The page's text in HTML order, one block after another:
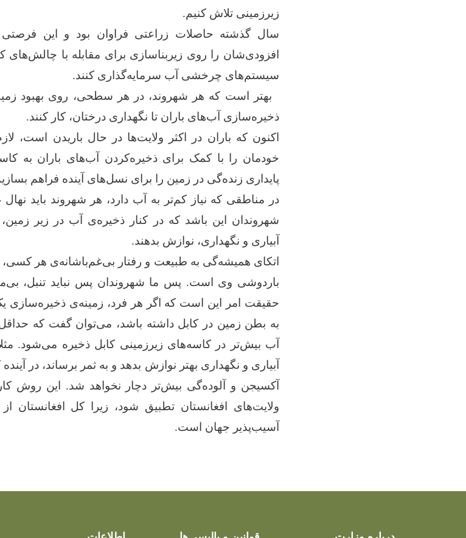
زیرزمینی تلاش کنیم.
سال گذشته حاصلات زراعتی فراوان بود و این فرصتی
افزودی‌شان را روی زیربناسازی برای مقابله با
سیستم‌های چرخشی آب سرمایه‌گذاری کنند.
بهتر است که هر شهروند، در هر سطحی، روی بهبود
ذخیره‌سازی آب‌های باران تا نگهداری درختان، کار کنند.
اکنون که باران در اکثر ولایت‌ها در حال باریدن است،
خودمان را با کمک برای ذخیره‌کردن آب‌های باران به
پایداری زنده‌گی در زمین را برای نسل‌های آینده فراهم
در مناطقی که نیاز کم‌تر به آب دارد، هر شهروند باید
شهروندان این باشد که در کنار ذخیره‌ی آب در زیر زمین،
آبیاری و نگهداری، نوازش بدهند.
اتکای همیشه‌گی به طبیعت و رفتار بی‌غم‌باشانه‌ی هر کسی،
باردوشی وی است. پس ما شهروندان پس نباید تنبل،
حقیقت امر این است که اگر هر فرد، زمینه‌ی ذخیره‌سازی
به بطن زمین در کابل داشته باشد،‌ می‌توان گفت که حداقل
آب بیش‌تر در کاسه‌های زیرزمینی کابل ذخیره می‌شود.
آبیاری و نگهداری بهتر نوازش بدهد و به ثمر برساند، در
آکسیجن و آلوده‌گی بیش‌تر دچار نخواهد شد. این روش
ولایت‌های افغانستان تطبیق شود، زیرا کل افغانستان
آسیب‌پذیر جهان است.